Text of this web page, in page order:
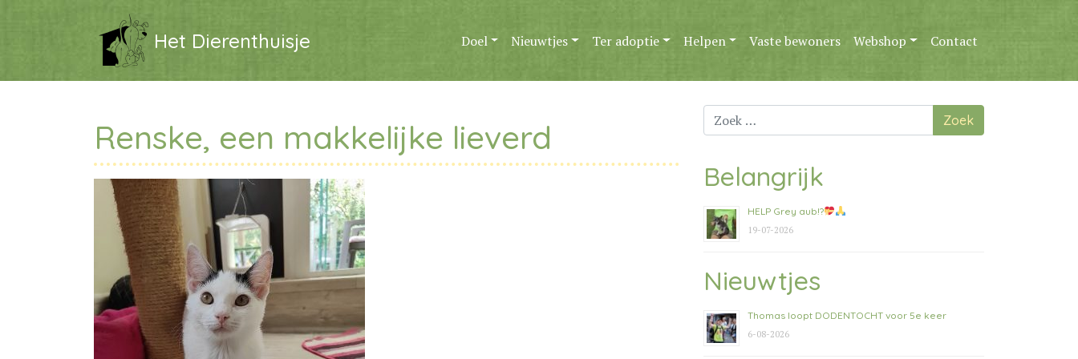
Het Dierenthuisje Doel Nieuwtjes Ter adoptie Helpen Vaste bewoners Webshop Contact
Renske, een makkelijke lieverd
Zoek
naar:
Belangrijk
HELP Grey aub!?
19-07-2026
Nieuwtjes
Thomas loopt DODENTOCHT voor 5e keer
6-08-2026